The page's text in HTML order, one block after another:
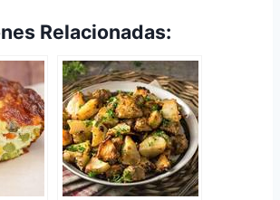
Relacionadas: